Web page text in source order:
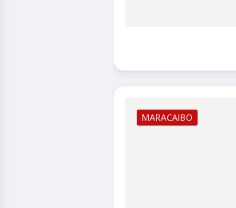
MARACAIBO